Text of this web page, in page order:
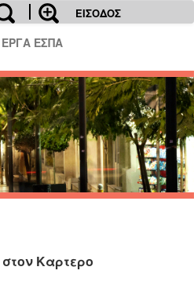
ΕΙΣΟΔΟΣ
ΕΡΓΑ ΕΣΠΑ
Καρτερο